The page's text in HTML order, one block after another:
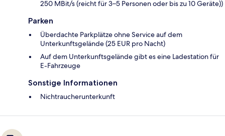
250 MBit/s (reicht für 3–5 Personen oder bis zu 10 Geräte))
Parken
Überdachte Parkplätze ohne Service auf dem
Unterkunftsgelände (25 EUR pro Nacht)
Auf dem Unterkunftsgelände gibt es eine Ladestation für
E-Fahrzeuge
Sonstige Informationen
Nichtraucherunterkunft